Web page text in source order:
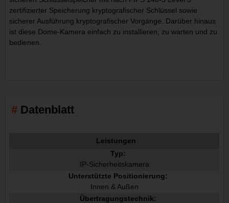
zertifizierter Speicherung kryptografischer Schlüssel sowie
sicherer Ausführung kryptografischer Vorgänge. Darüber hinaus
ist diese Dome-Kamera einfach zu installieren, zu warten und zu
bedienen.
Datenblatt
Leistungen
Typ:
IP-Sicherheitskamera
Unterstützte Positionierung:
Innen & Außen
Übertragungstechnik: